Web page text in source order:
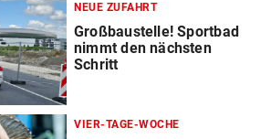
NEUE ZUFAHRT
Großbaustelle! Sportbad
nimmt den nächsten
Schritt
VIER-TAGE-WOCHE